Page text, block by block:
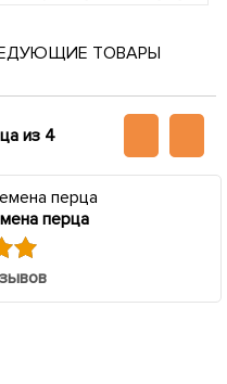
ТМ "Аэлита" 0,2г
Сообщить о поступлении
+ 0.58